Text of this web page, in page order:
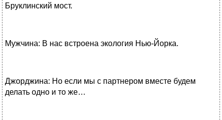
Бруклинский мост.
Мужчина: В нас встроена экология Нью-Йорка.
Джорджина: Но если мы с партнером вместе будем
делать одно и то же…